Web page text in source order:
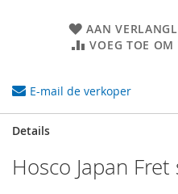
AAN
VOEG TOE OM
E-mail de verkoper
Details
Hosco Japan